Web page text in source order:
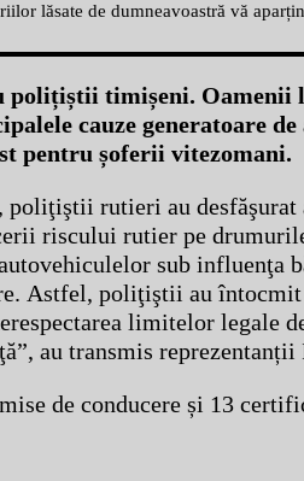
lăsate de dumneavoastră vă
polițiștii timișeni.
cauze generatoare
pentru șoferii vitezomani.
poliţiştii rutieri au
riscului rutier pe
sub
Astfel, poliţiştii au
limitelor legale
au transmis reprezentanții
de conducere și 13